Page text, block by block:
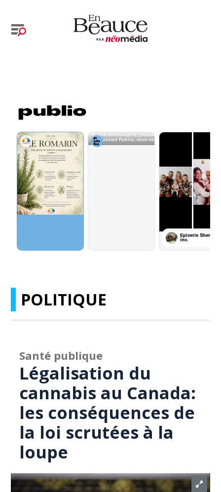
POLITIQUE
Santé publique
Légalisation du
cannabis au Canada:
les conséquences de
la loi scrutées à la
loupe